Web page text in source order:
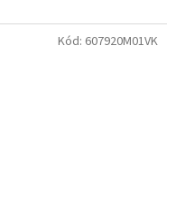
Kód: 607920M01VK